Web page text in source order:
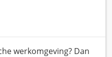
werkomgeving? Dan